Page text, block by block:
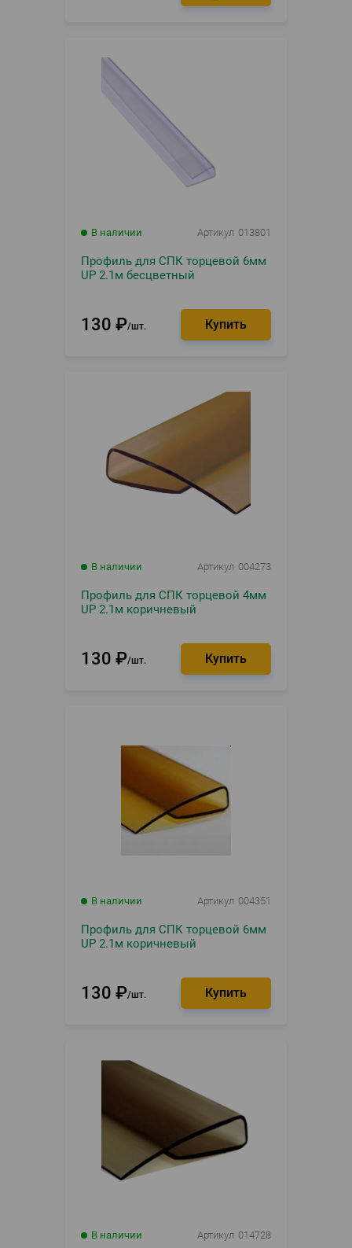
В наличии Артикул 013801
Профиль для СПК торцевой 6мм
UP 2.1м бесцветный
130 ₽ шт.
В наличии Артикул 004273
Профиль для СПК торцевой 4мм
UP 2.1м коричневый
130 ₽ шт.
В наличии Артикул 004351
Профиль для СПК торцевой 6мм
UP 2.1м коричневый
130 ₽ шт.
В наличии Артикул 014728